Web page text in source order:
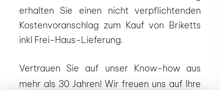
erhalten Sie einen nicht verpflichtenden
Kostenvoranschlag zum Kauf von Briketts
inkl Frei-Haus-Lieferung.
Vertrauen Sie auf unser Know-how aus
mehr als 30 Jahren! Wir freuen uns auf Ihre